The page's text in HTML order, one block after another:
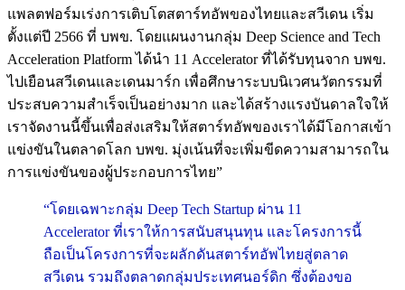
แพลตฟอร์มเร่งการเติบโตสตาร์ทอัพของไทยและสวีเดน เริ่ม
ตั้งแต่ปี 2566 ที่ บพข. โดยแผนงานกลุ่ม Deep Science and Tech
Acceleration Platform ได้นำ 11 Accelerator ที่ได้รับทุนจาก บพข.
ไปเยือนสวีเดนและเดนมาร์ก เพื่อศึกษาระบบนิเวศนวัตกรรมที่
ประสบความสำเร็จเป็นอย่างมาก และได้สร้างแรงบันดาลใจให้
เราจัดงานนี้ขึ้นเพื่อส่งเสริมให้สตาร์ทอัพของเราได้มีโอกาสเข้า
แข่งขันในตลาดโลก บพข. มุ่งเน้นที่จะเพิ่มขีดความสามารถใน
การแข่งขันของผู้ประกอบการไทย”
“โดยเฉพาะกลุ่ม Deep Tech Startup ผ่าน 11
Accelerator ที่เราให้การสนับสนุนทุน และโครงการนี้
ถือเป็นโครงการที่จะผลักดันสตาร์ทอัพไทยสู่ตลาด
สวีเดน รวมถึงตลาดกลุ่มประเทศนอร์ดิก ซึ่งต้องขอ